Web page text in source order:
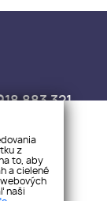
883 321
CHCEM PREDAŤ
z
to, aby
a cielené
naši